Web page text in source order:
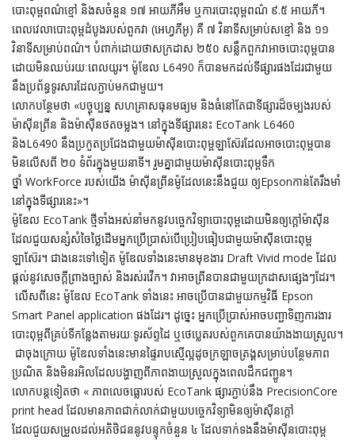
បោះពុម្ពពណ៌ខ្មៅ និងសចំនួន ១៧ អាយភីអឹម ​ឬការបោះពុម្ពពណ៌ ៩.៥ អាយភី។
ពេលវេលាបោះពុម្ពដំបូងរបស់ពួកវា (អេហ្វភីអូ) គឺ ៧ វិនាទីសម្រាប់សខ្មៅ និង ១១
វិនាទីសម្រាប់ពណ៌។ បំពាក់ដោយថាសក្រដាស ២៥០ សន្លឹកពួកវាអាចបោះពុម្ពបាន
ដោយមិនឈប់រយៈពេលយូរ។ ម៉ូឌែល L6490 ក៏បានមកដល់ទីផ្សារផងដែរជាមួយ
នឹងប្រព័ន្ធទូរសារដែលភ្ជាប់មកជាមួយ។
លោកបន្ថែមថា «បច្ចុប្បន្ន សហគ្រាសធុនមធ្យម និងធំនៅតែជាទីផ្សារដ៏ចម្បងរបស់
ម៉ាស៊ីនព្រីន និងម៉ាស៊ីនថតចម្លង។ នៅក្នុងទីផ្សារនេះ EcoTank L6460
និងL6490 នឹងប្រកួតប្រជែងជាមួយម៉ាស៊ីនបោះពុម្ពឡាស៊ែរដែលអាចបោះពុម្ពបាន
មិនលើសពី ២០ ទំព័រក្នុងមួយនាទី។ រួមគ្នាជាមួយម៉ាស៊ីនបោះពុម្ពទឹក
ថ្នាំ WorkForce របស់យើង ម៉ាស៊ីនព្រីនម៉ូដែលនេះនឹងជួយ ឲ្យEpsonកាន់តែរឹងមាំ
នៅក្នុងទីផ្សារនេះ»។
ម៉ូឌែល EcoTank ថ្មីទាំងអស់នាំមកនូវបច្ចេកវិទ្យាបោះពុម្ពដោយមិនឲ្យក្តៅម៉ាស៊ីន
ដែលជួយសន្សំសំចៃថ្លៃដើមអ្នកប្រើប្រាស់បើប្រៀបធៀបជាមួយម៉ាស៊ីនបោះពុម្ព
ឡាស៊ែរ។ ជាងនេះទៅទៀត ម៉ូឌែលទាំងនេះមានមុខងារ Draft Vivid mode ដែល
ផ្តល់នូវសេចក្តីព្រាងច្បាស់ និងរស់រវើក។ វាអាចព្រីនបានជាមួយក្រដាសផ្សេងៗដែរ។
លើសពីនេះ ម៉ូឌែល EcoTank ទាំងនេះ អាចប្រើបានជាមួយកម្មវិធី Epson
Smart Panel application ផងដែរ។ ដូច្នេះ អ្នកប្រើប្រាស់អាចបញ្ជាទិញការងារ
បោះពុម្ពពីគ្រប់ទីកន្លែងតាមរយៈទូរស័ព្ទដៃ ឬថេប្លេតរបស់ពួកគេបានយ៉ាងងាយស្រួល។
ជាចុងក្រោយ ម៉ូឌែលទាំងនេះមានផ្ទៃរាបស្មើល្អដូចក្រឡាចត្រង្គសម្រាប់បន្ថែមភាព
ប្រណិត និងមិនរអិលដែលបង្ហាញពីភាពងាយស្រួលក្នុងពេលដឹកជញ្ជូន។
លោកបន្តទៀតថា « ភាពលេចធ្លោរបស់ EcoTank ផ្សារភ្ជាប់នឹង PrecisionCore
print head ដែលមានភាពជាក់លាក់ជាមួយបច្ចេកវិទ្យាមិនឲ្យម៉ាស៊ីនក្តៅ
ដែលជួយសម្រួលដល់អតិថិជននូវបន្ទុកចំនួន ៤ ដែលទាក់ទងនឹងម៉ាស៊ីនបោះពុម្ព